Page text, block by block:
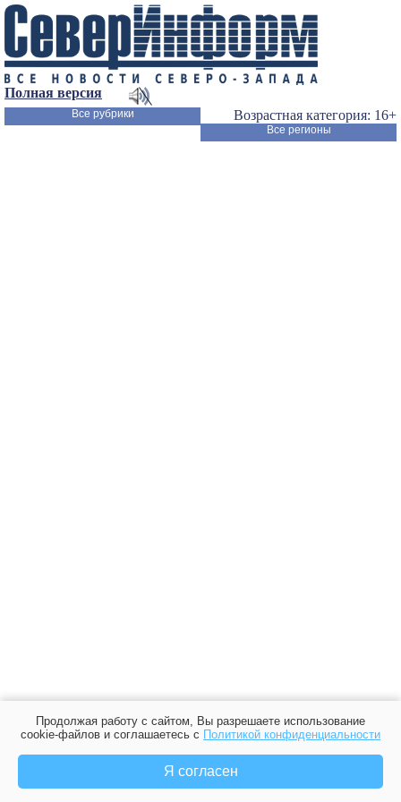
Полная версия
Возрастная категория: 16+
Все рубрики
Все регионы
Продолжая работу с сайтом, Вы разрешаете использование
cookie-файлов и соглашаетесь с Политикой конфиденциальности
Я согласен